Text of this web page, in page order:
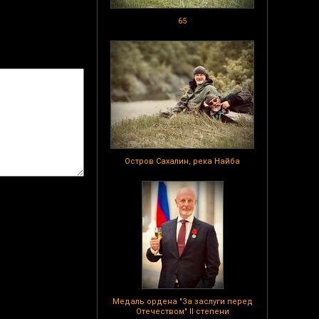
65
Остров Сахалин, река Найба
Медаль ордена "За заслуги перед
Отечеством" II степени